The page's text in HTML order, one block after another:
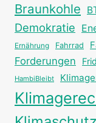
Braunkohle
Demokratie
Ernährung Fahrrad
Forderungen
HambiBleibt